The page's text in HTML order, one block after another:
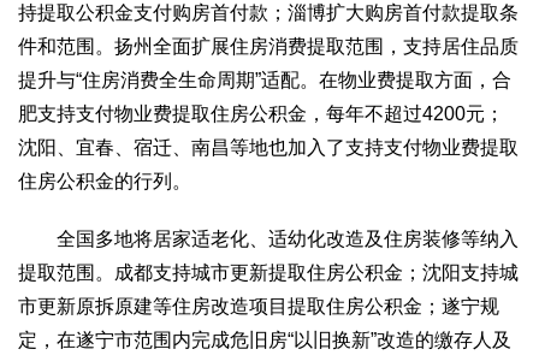
关于我们
杂志简介 杂志编委会 组织机构 联系我们 智慧中国动态
智慧城市
全景中国 智慧旅游 智慧教育 智慧医疗
智慧交通
智慧环保
智慧会客厅
康养
工作动态 康养思语 明星老人 项目介绍
县域经济
成果展示
政策发布 视频播报 工程案例
康养智库
合作伙伴
持提取公积金支付购房首付款；淄博扩大购房首付款提取条
件和范围。扬州全面扩展住房消费提取范围，支持居住品质
提升与“住房消费全生命周期”适配。在物业费提取方面，合
肥支持支付物业费提取住房公积金，每年不超过4200元；
沈阳、宜春、宿迁、南昌等地也加入了支持支付物业费提取
住房公积金的行列。
全国多地将居家适老化、适幼化改造及住房装修等纳入
提取范围。成都支持城市更新提取住房公积金；沈阳支持城
市更新原拆原建等住房改造项目提取住房公积金；遂宁规
定，在遂宁市范围内完成危旧房“以旧换新”改造的缴存人及